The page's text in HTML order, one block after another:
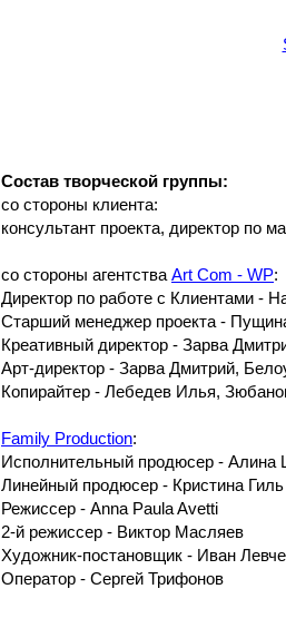
Состав творческой группы:
со стороны клиента:
консультант проекта, директор по
со стороны агентства Art Com - WP:
Директор по работе с Клиентами -
Старший менеджер проекта -
Креативный директор - Зарва
Арт-директор - Зарва Дмитрий,
Копирайтер - Лебедев Илья,
Family Production:
Исполнительный продюсер - Алина
Линейный продюсер - Кристина Гиль
Режиссер - Anna Paula Avetti
2-й режиссер - Виктор Масляев
Художник-постановщик - Иван
Оператор - Сергей Трифонов